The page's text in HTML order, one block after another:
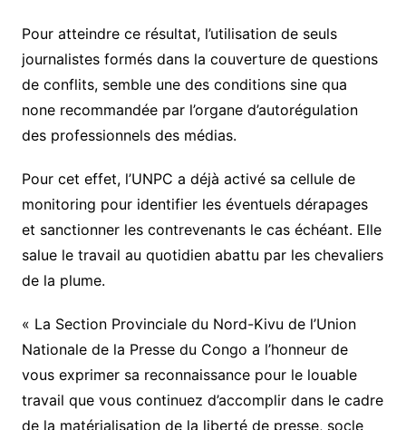
Pour atteindre ce résultat, l’utilisation de seuls
journalistes formés dans la couverture de questions
de conflits, semble une des conditions sine qua
none recommandée par l’organe d’autorégulation
des professionnels des médias.
Pour cet effet, l’UNPC a déjà activé sa cellule de
monitoring pour identifier les éventuels dérapages
et sanctionner les contrevenants le cas échéant. Elle
salue le travail au quotidien abattu par les chevaliers
de la plume.
« La Section Provinciale du Nord-Kivu de l’Union
Nationale de la Presse du Congo a l’honneur de
vous exprimer sa reconnaissance pour le louable
travail que vous continuez d’accomplir dans le cadre
de la matérialisation de la liberté de presse, socle